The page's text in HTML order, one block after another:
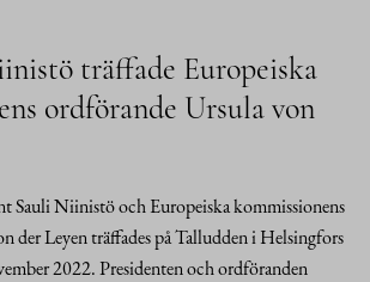
träffade Europeiska
ordförande Ursula von
Sauli Niinistö och Europeiska kommissionens
der Leyen träffades på Talludden i Helsingfors
2022. Presidenten och ordföranden